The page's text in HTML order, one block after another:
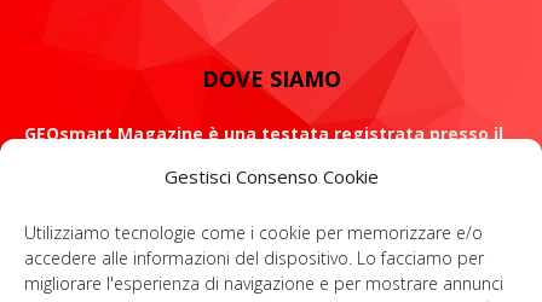
Gestisci Consenso Cookie
Utilizziamo tecnologie come i cookie per memorizzare e/o
accedere alle informazioni del dispositivo. Lo facciamo per
migliorare l'esperienza di navigazione e per mostrare annunci
DOVE SIAMO
GEOsmart Magazine è una testata registrata presso il
ROMA: Via Casilina 98, 00182
Contattaci:info@geosmartmagazine.it